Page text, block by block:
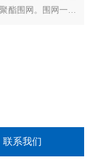
酯围网。围网一般
架分为墩式（法兰
联系我们